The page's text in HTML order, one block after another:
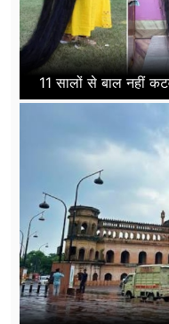
11 सालों से बाल नहीं